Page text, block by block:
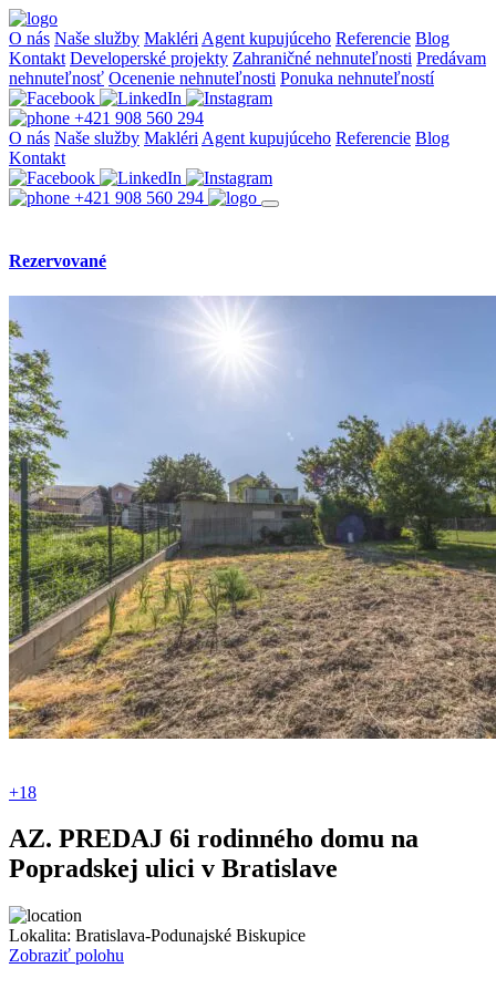
O nás Naše služby Makléri Agent kupujúceho Referencie Blog
Kontakt Developerské projekty Zahraničné nehnuteľnosti Predávam
nehnuteľnosť Ocenenie nehnuteľnosti Ponuka nehnuteľností
+421 908 560 294
O nás Naše služby Makléri Agent kupujúceho Referencie Blog
Kontakt
+421 908 560 294
Rezervované
+18
AZ. PREDAJ 6i rodinného domu na
Popradskej ulici v Bratislave
Lokalita: Bratislava-Podunajské Biskupice
Zobraziť polohu